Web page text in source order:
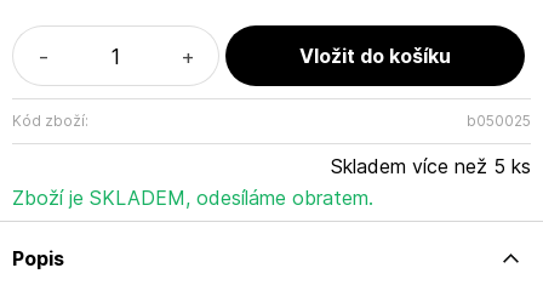
- +
Kód zboží: b050025
Skladem více než 5 ks
Zboží je SKLADEM, odesíláme obratem.
Popis